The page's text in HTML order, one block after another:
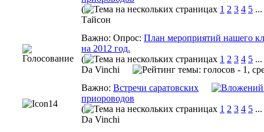
(
1 2 3 4 5 ...
Тайсон
Важно: Опрос: План мероприятий нашего
на 2012 год.
(
1 2 3 4 5 ...
Da Vinchi
Важно: Встречи саратовских
приороводов
(
1 2 3 4 5 ...
Da Vinchi